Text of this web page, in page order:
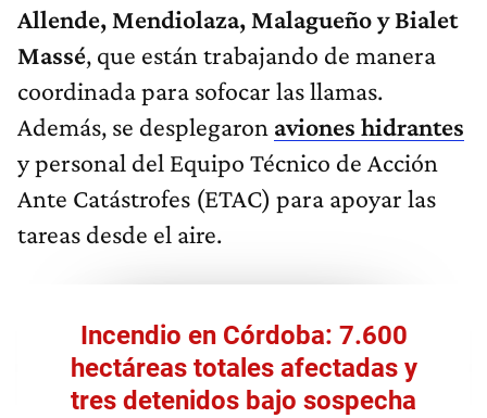
Allende, Mendiolaza, Malagueño y Bialet
Massé, que están trabajando de manera
coordinada para sofocar las llamas.
Además, se desplegaron aviones hidrantes
y personal del Equipo Técnico de Acción
Ante Catástrofes (ETAC) para apoyar las
tareas desde el aire.
Incendio en Córdoba: 7.600
hectáreas totales afectadas y
tres detenidos bajo sospecha